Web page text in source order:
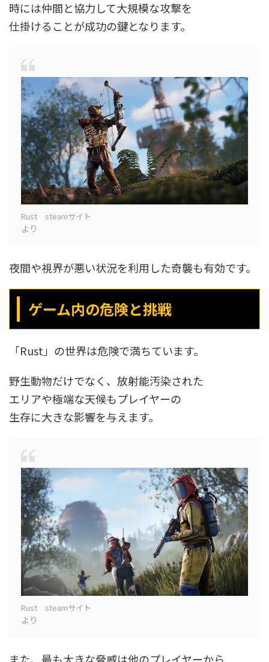
時には仲間と協力して大規模な攻撃を
仕掛けることが成功の鍵となります。
Rust steamサイト
より
夜間や視界が悪い状況を利用した奇襲も有効です。
ゲーム内の危険と挑戦
「Rust」の世界は危険で満ちています。
野生動物だけでなく、放射能汚染された
エリアや極端な天候もプレイヤーの
生存に大きな影響を与えます。
Rust steamサイト
より
また、最も大きな脅威は他のプレイヤーから